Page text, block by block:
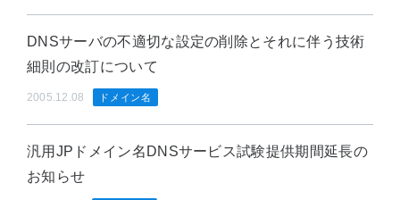
DNSサーバの不適切な設定の削除とそれに伴う技術
細則の改訂について
2005.12.08 ドメイン名
汎用JPドメイン名DNSサービス試験提供期間延長の
お知らせ